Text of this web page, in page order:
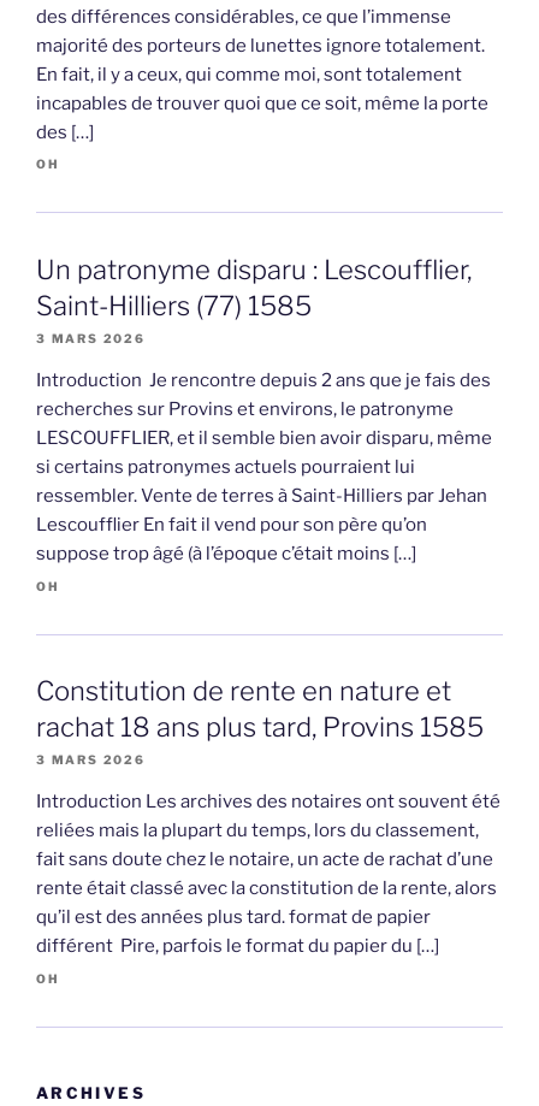
des différences considérables, ce que l’immense
majorité des porteurs de lunettes ignore totalement.
En fait, il y a ceux, qui comme moi, sont totalement
incapables de trouver quoi que ce soit, même la porte
des […]
OH
Un patronyme disparu : Lescoufflier,
Saint-Hilliers (77) 1585
3 MARS 2026
Introduction Je rencontre depuis 2 ans que je fais des
recherches sur Provins et environs, le patronyme
LESCOUFFLIER, et il semble bien avoir disparu, même
si certains patronymes actuels pourraient lui
ressembler. Vente de terres à Saint-Hilliers par Jehan
Lescoufflier En fait il vend pour son père qu’on
suppose trop âgé (à l’époque c’était moins […]
OH
Constitution de rente en nature et
rachat 18 ans plus tard, Provins 1585
3 MARS 2026
Introduction Les archives des notaires ont souvent été
reliées mais la plupart du temps, lors du classement,
fait sans doute chez le notaire, un acte de rachat d’une
rente était classé avec la constitution de la rente, alors
qu’il est des années plus tard. format de papier
différent Pire, parfois le format du papier du […]
OH
ARCHIVES